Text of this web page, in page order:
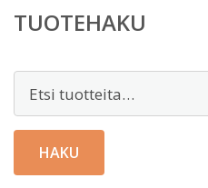
TUOTEHAKU
HAKU